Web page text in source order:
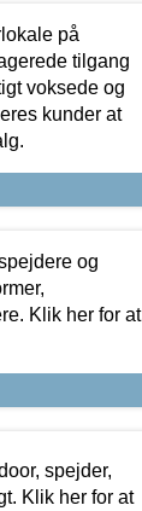
på
tilgang
voksede og
kunder at
og
Klik her for at
spejder,
Klik her for at